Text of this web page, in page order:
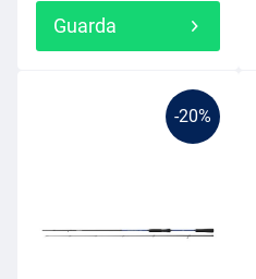
Guarda
-20%